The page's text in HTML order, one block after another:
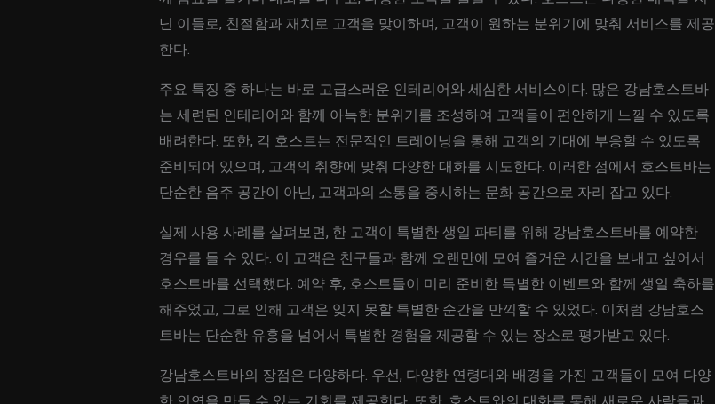
닌 이들로, 친절함과 재치로 고객을 맞이하며, 고객이 원하는 분위기에 맞춰 서비스를 제공
한다.
주요 특징 중 하나는 바로 고급스러운 인테리어와 세심한 서비스이다. 많은 강남호스트바
는 세련된 인테리어와 함께 아늑한 분위기를 조성하여 고객들이 편안하게 느낄 수 있도록
배려한다. 또한, 각 호스트는 전문적인 트레이닝을 통해 고객의 기대에 부응할 수 있도록
준비되어 있으며, 고객의 취향에 맞춰 다양한 대화를 시도한다. 이러한 점에서 호스트바는
단순한 음주 공간이 아닌, 고객과의 소통을 중시하는 문화 공간으로 자리 잡고 있다.
실제 사용 사례를 살펴보면, 한 고객이 특별한 생일 파티를 위해 강남호스트바를 예약한
경우를 들 수 있다. 이 고객은 친구들과 함께 오랜만에 모여 즐거운 시간을 보내고 싶어서
호스트바를 선택했다. 예약 후, 호스트들이 미리 준비한 특별한 이벤트와 함께 생일 축하를
해주었고, 그로 인해 고객은 잊지 못할 특별한 순간을 만끽할 수 있었다. 이처럼 강남호스
트바는 단순한 유흥을 넘어서 특별한 경험을 제공할 수 있는 장소로 평가받고 있다.
강남호스트바의 장점은 다양하다. 우선, 다양한 연령대와 배경을 가진 고객들이 모여 다양